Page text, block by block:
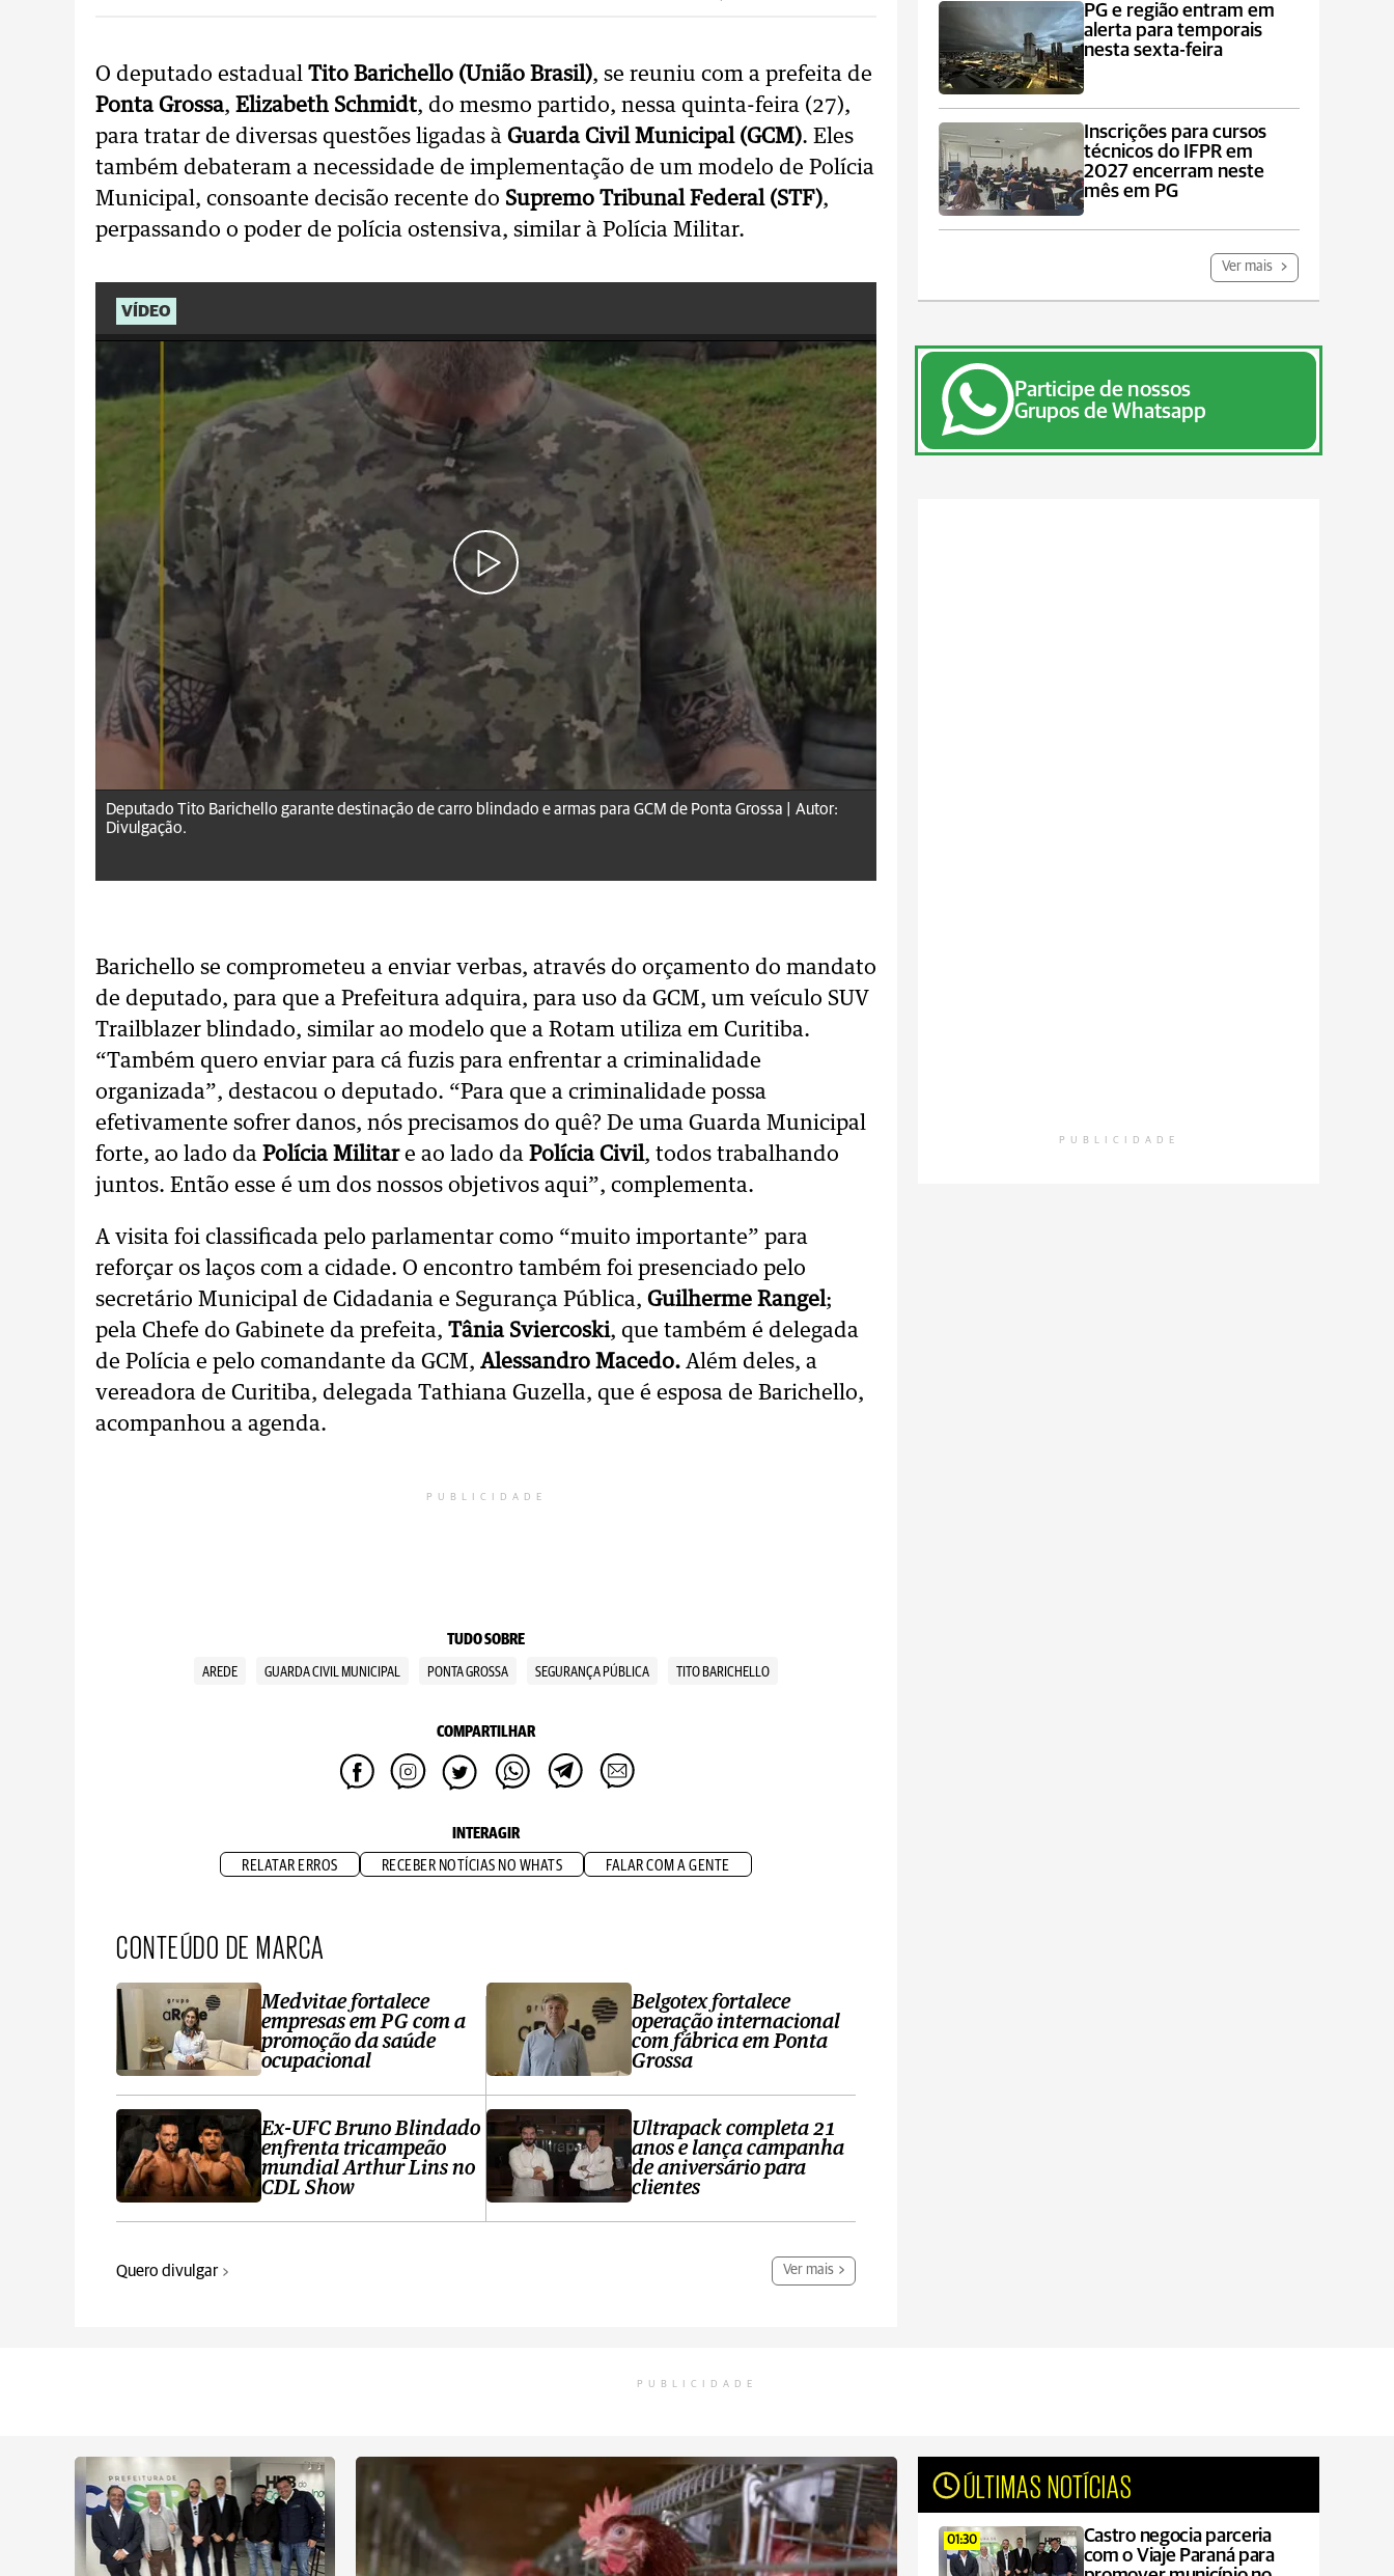
O deputado estadual Tito Barichello (União Brasil), se reuniu com a prefeita de
Ponta Grossa, Elizabeth Schmidt, do mesmo partido, nessa quinta-feira (27),
para tratar de diversas questões ligadas à Guarda Civil Municipal (GCM). Eles
também debateram a necessidade de implementação de um modelo de Polícia
Municipal, consoante decisão recente do Supremo Tribunal Federal (STF),
perpassando o poder de polícia ostensiva, similar à Polícia Militar.
VÍDEO
Deputado Tito Barichello garante destinação de carro blindado e armas para GCM de Ponta Grossa |
Autor:
Divulgação.
Barichello se comprometeu a enviar verbas, através do orçamento do mandato
de deputado, para que a Prefeitura adquira, para uso da GCM, um veículo SUV
Trailblazer blindado, similar ao modelo que a Rotam utiliza em Curitiba.
“Também quero enviar para cá fuzis para enfrentar a criminalidade
organizada”, destacou o deputado. “Para que a criminalidade possa
efetivamente sofrer danos, nós precisamos do quê? De uma Guarda Municipal
forte, ao lado da Polícia Militar e ao lado da Polícia Civil, todos trabalhando
juntos. Então esse é um dos nossos objetivos aqui”, complementa.
A visita foi classificada pelo parlamentar como “muito importante” para
reforçar os laços com a cidade. O encontro também foi presenciado pelo
secretário Municipal de Cidadania e Segurança Pública, Guilherme Rangel;
pela Chefe do Gabinete da prefeita, Tânia Sviercoski, que também é delegada
de Polícia e pelo comandante da GCM, Alessandro Macedo. Além deles, a
vereadora de Curitiba, delegada Tathiana Guzella, que é esposa de Barichello,
acompanhou a agenda.
PUBLICIDADE
TUDO SOBRE
AREDE GUARDA CIVIL MUNICIPAL PONTA GROSSA SEGURANÇA PÚBLICA TITO BARICHELLO
COMPARTILHAR
INTERAGIR
RELATAR ERROS RECEBER NOTÍCIAS NO WHATS FALAR COM A GENTE
CONTEÚDO DE MARCA
Medvitae fortalece
empresas em PG com a
promoção da saúde
ocupacional
Ex-UFC Bruno Blindado
enfrenta tricampeão
mundial Arthur Lins no
CDL Show
Belgotex fortalece
operação internacional
com fábrica em Ponta
Grossa
Ultrapack completa 21
anos e lança campanha
de aniversário para
clientes
Quero divulgar Ver mais
PG e região entram em
alerta para temporais
nesta sexta-feira
Inscrições para cursos
técnicos do IFPR em
2027 encerram neste
mês em PG
Ver mais
Participe de nossos
Grupos de Whatsapp
PUBLICIDADE
PUBLICIDADE
ÚLTIMAS NOTÍCIAS
01:30
Castro negocia parceria
com o Viaje Paraná para